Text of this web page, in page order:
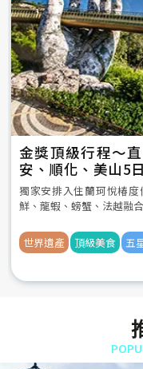
金獎頂級行程～
安、順化、美山5日
獨家安排入住蘭珂悅椿
鮮、龍蝦、螃蟹、法越融
世界遺產 頂級美食 五